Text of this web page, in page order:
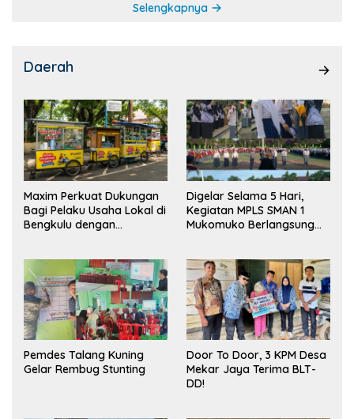
Selengkapnya
Daerah
Maxim Perkuat Dukungan
Bagi Pelaku Usaha Lokal di
Bengkulu dengan
Pasar
Digelar Selama 5 Hari,
Kegiatan MPLS SMAN 1
Mukomuko Berlangsung
Pemdes Talang Kuning
Gelar Rembug Stunting
Door To Door, 3 KPM Desa
Mekar Jaya Terima BLT-
DD!